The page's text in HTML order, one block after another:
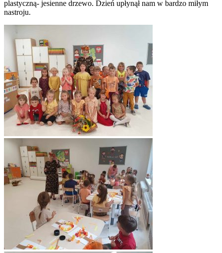
plastyczną- jesienne drzewo. Dzień upłynął nam w bardzo miłym
nastroju.